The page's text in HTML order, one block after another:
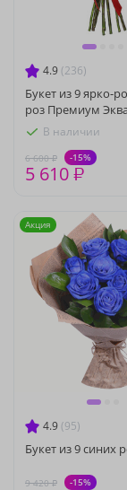
4.9 (236)
Букет из 9 ярко-
роз Премиум
В наличии
6 600 ₽ -15%
5 610 ₽
4.9 (95)
Букет из 9 синих
9 420 ₽ -15%
Акция